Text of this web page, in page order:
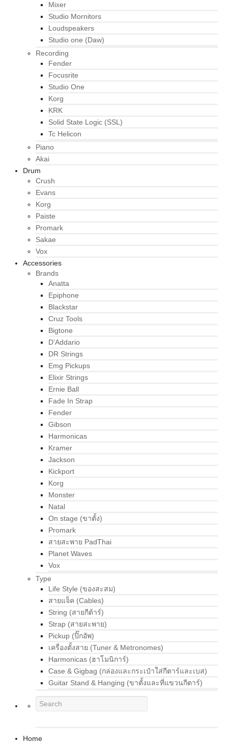
Mixer
Studio Mornitors
Loudspeakers
Studio one (Daw)
Recording
Fender
Focusrite
Studio One
Korg
KRK
Solid State Logic (SSL)
Tc Helicon
Piano
Akai
Drum
Crush
Evans
Korg
Paiste
Promark
Sakae
Vox
Accessories
Brands
Anatta
Epiphone
Blackstar
Cruz Tools
Bigtone
D’Addario
DR Strings
Emg Pickups
Elixir Strings
Ernie Ball
Fade In Strap
Fender
Gibson
Harmonicas
Kramer
Jackson
Kickport
Korg
Monster
Natal
On stage (ขาตั้ง)
Promark
สายสะพาย PadThai
Planet Waves
Vox
Type
Life Style (ของสะสม)
สายแจ็ค (Cables)
String (สายกีต้าร์)
Strap (สายสะพาย)
Pickup (ปิ๊กอัพ)
เครื่องตั้งสาย (Tuner & Metronomes)
Harmonicas (ฮาโมนิการ์)
Case & Gigbag (กล่องและกระเป๋าใส่กีตาร์และเบส)
Guitar Stand & Hanging (ขาตั้งและที่แขวนกีตาร์)
Home